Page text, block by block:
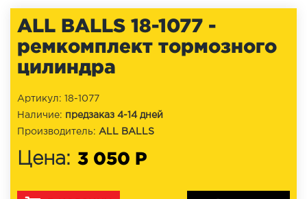
ALL BALLS 18-1077 -
ремкомплект тормозного
цилиндра
Артикул: 18-1077
Наличие: предзаказ 4-14 дней
Производитель: ALL BALLS
Цена: 3 050 Р